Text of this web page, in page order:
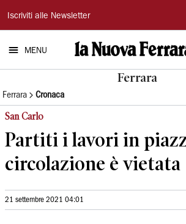
La
Nuova
Ferrara
Iscriviti alle Newsletter
MENU
Ferrara
Ferrara Cronaca
San Carlo
Partiti i lavori in
circolazione è vietata
21 settembre 2021 04:01